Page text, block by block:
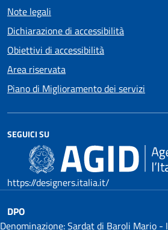
Note legali
Dichiarazione di accessibilità
Obiettivi di accessibilità
Area riservata
Piano di Miglioramento dei servizi
SEGUICI SU
https://designers.italia.it/
DPO
Denominazione: Sardat di Baroli Mario -